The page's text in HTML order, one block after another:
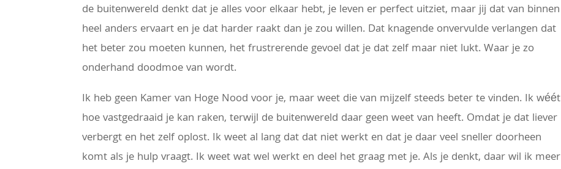
de buitenwereld denkt dat je alles voor elkaar hebt, je leven er perfect uitziet, maar jij dat van binnen
heel anders ervaart en je dat harder raakt dan je zou willen. Dat knagende onvervulde verlangen dat
het beter zou moeten kunnen, het frustrerende gevoel dat je dat zelf maar niet lukt. Waar je zo
onderhand doodmoe van wordt.
Ik heb geen Kamer van Hoge Nood voor je, maar weet die van mijzelf steeds beter te vinden. Ik wéét
hoe vastgedraaid je kan raken, terwijl de buitenwereld daar geen weet van heeft. Omdat je dat liever
verbergt en het zelf oplost. Ik weet al lang dat dat niet werkt en dat je daar veel sneller doorheen
komt als je hulp vraagt. Ik weet wat wel werkt en deel het graag met je. Als je denkt, daar wil ik meer